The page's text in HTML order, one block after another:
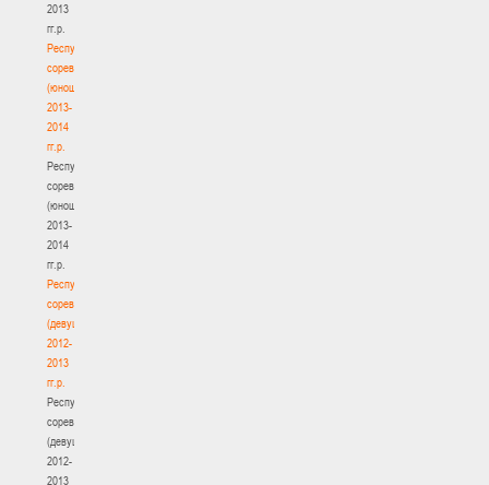
2013
гг.р.
Республиканские
соревнования
(юноши)
2013-
2014
гг.р.
Республиканские
соревнования
(юноши)
2013-
2014
гг.р.
Республиканские
соревнования
(девушки)
2012-
2013
гг.р.
Республиканские
соревнования
(девушки)
2012-
2013